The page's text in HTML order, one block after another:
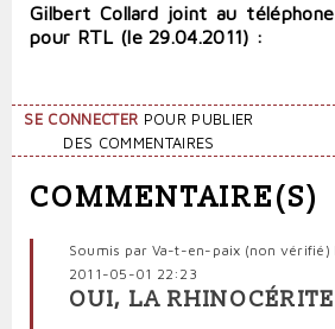
Gilbert Collard joint au
pour RTL (le 29.04.2011) :
SE CONNECTER POUR PUBLIER
DES COMMENTAIRES
COMMENTAIRE(S)
Soumis par Va-t-en-paix (non vérifié)
2011-05-01 22:23
OUI, LA